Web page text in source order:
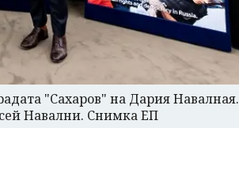
"Сахаров" на Дария Навалная.
Навални. Снимка ЕП